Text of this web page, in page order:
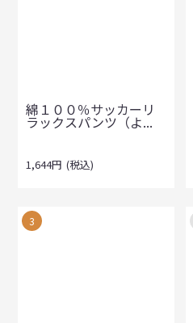
綿１００％サッカーリ
ラックスパンツ（よ...
1,644円 (税込)
3